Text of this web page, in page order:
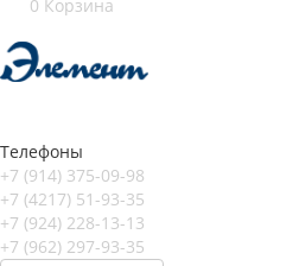
0 Корзина
Телефоны
+7 (914) 375-09-98
+7 (4217) 51-93-35
+7 (924) 228-13-13
+7 (962) 297-93-35